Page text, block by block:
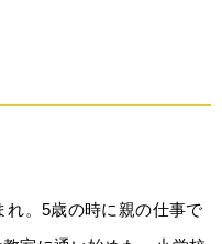
れ。5歳の時に親の仕事で